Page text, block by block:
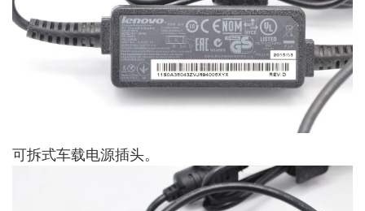
可拆式车载电源插头。